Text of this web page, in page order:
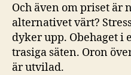
Och även om priset är
alternativet värt?
dyker upp. Obehaget i
trasiga säten. Oron
är utvilad.